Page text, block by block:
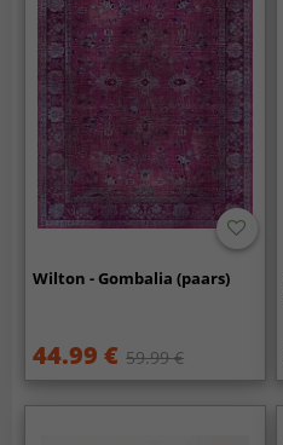
Wilton - Gombalia (paars)
44.99 € 59.99 €